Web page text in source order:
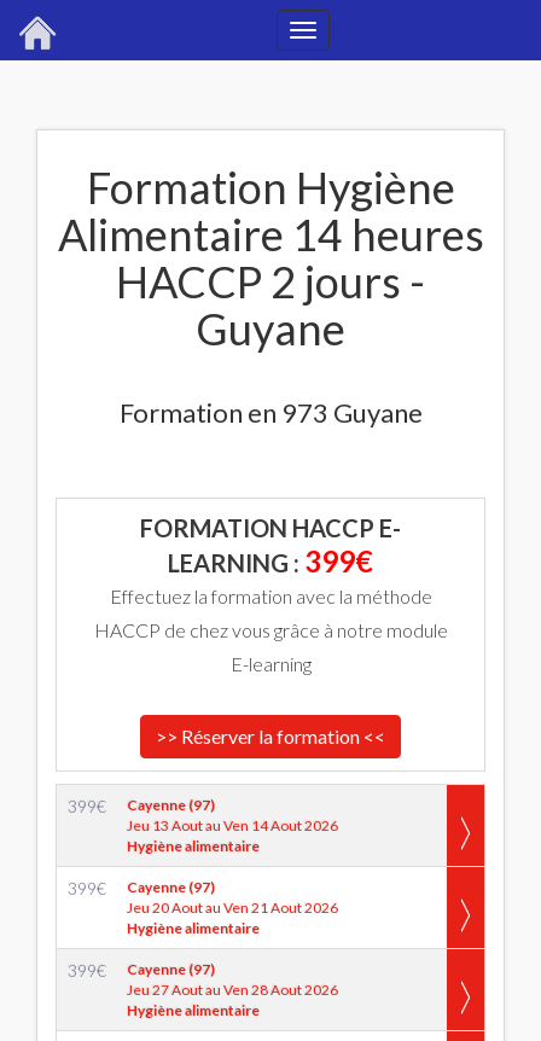
Toggle
Formation Hygiène
Alimentaire 14 heures
HACCP 2 jours -
Guyane
Formation en 973 Guyane
FORMATION HACCP E-
LEARNING : 399€
Effectuez la formation avec la méthode
HACCP de chez vous grâce à notre module
E-learning
>> Réserver la formation <<
399€
Cayenne (97)
Jeu 13 Aout au Ven 14 Aout 2026
Hygiène alimentaire
399€
Cayenne (97)
Jeu 20 Aout au Ven 21 Aout 2026
Hygiène alimentaire
399€
Cayenne (97)
Jeu 27 Aout au Ven 28 Aout 2026
Hygiène alimentaire